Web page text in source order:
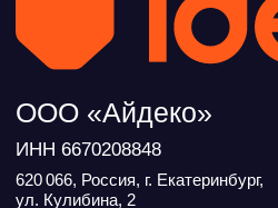
Youtube
Rutube
MAX